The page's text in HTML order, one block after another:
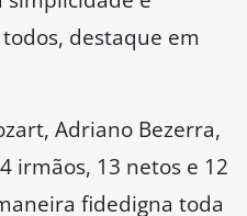
destaque em
Adriano Bezerra,
irmãos, 13 netos e 12
fidedigna toda